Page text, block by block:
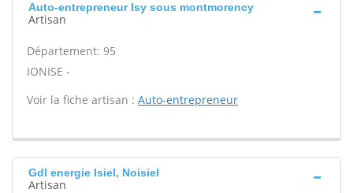
Auto-entrepreneur Isy sous montmorency
Artisan
Département: 95
IONISE -
Voir la fiche artisan : Auto-entrepreneur
Gdl energie Isiel, Noisiel
Artisan